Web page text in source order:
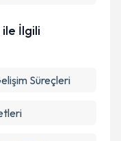
İlgili
Süreçleri